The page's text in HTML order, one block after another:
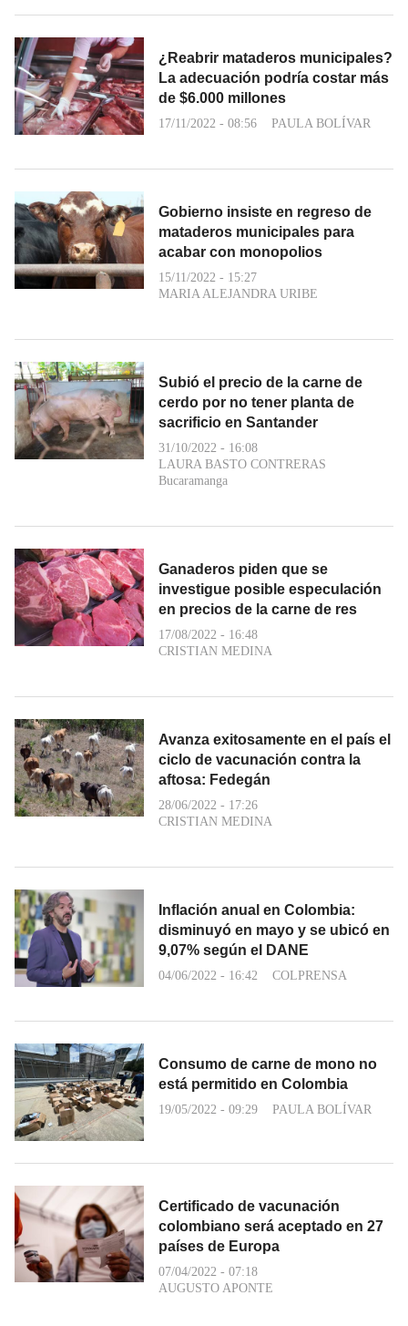
¿Reabrir mataderos municipales?
La adecuación podría costar más
de $6.000 millones
17/11/2022 - 08:56 PAULA BOLÍVAR
Gobierno insiste en regreso de
mataderos municipales para
acabar con monopolios
15/11/2022 - 15:27
MARIA ALEJANDRA URIBE
Subió el precio de la carne de
cerdo por no tener planta de
sacrificio en Santander
31/10/2022 - 16:08
LAURA BASTO CONTRERAS
Bucaramanga
Ganaderos piden que se
investigue posible especulación
en precios de la carne de res
17/08/2022 - 16:48
CRISTIAN MEDINA
Avanza exitosamente en el país el
ciclo de vacunación contra la
aftosa: Fedegán
28/06/2022 - 17:26
CRISTIAN MEDINA
Inflación anual en Colombia:
disminuyó en mayo y se ubicó en
9,07% según el DANE
04/06/2022 - 16:42 COLPRENSA
Consumo de carne de mono no
está permitido en Colombia
19/05/2022 - 09:29 PAULA BOLÍVAR
Certificado de vacunación
colombiano será aceptado en 27
países de Europa
07/04/2022 - 07:18
AUGUSTO APONTE